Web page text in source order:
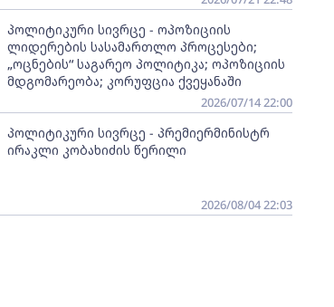
პოლიტიკური სივრცე - ოპოზიციის
ლიდერების სასამართლო პროცესები;
„ოცნების“ საგარეო პოლიტიკა; ოპოზიციის
მდგომარეობა; კორუფცია ქვეყანაში
2026/07/14 22:00
პოლიტიკური სივრცე - პრემიერმინისტრ
ირაკლი კობახიძის წერილი
2026/08/04 22:03